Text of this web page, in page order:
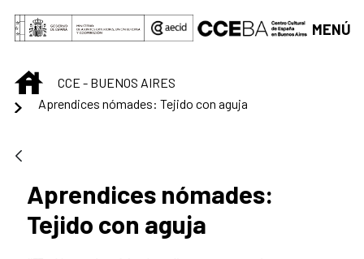
Saltar al contenido principal
MENÚ
INICIOCCE - BUENOS AIRES
Aprendices nómades: Tejido con aguja
Aprendices nómades:
Tejido con aguja